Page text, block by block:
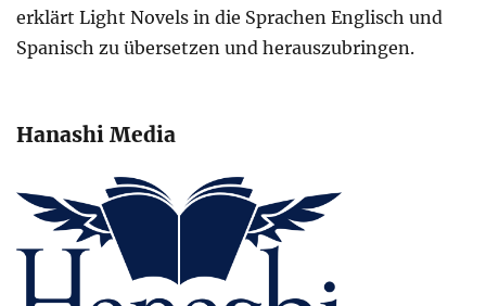
erklärt Light Novels in die Sprachen Englisch und
Spanisch zu übersetzen und herauszubringen.
Hanashi Media